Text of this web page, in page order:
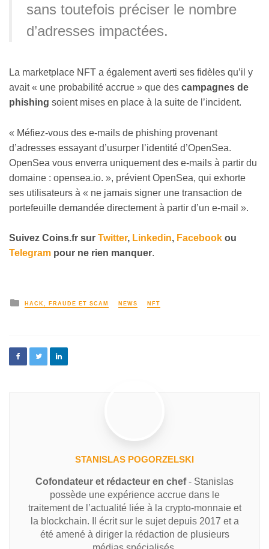
sans toutefois préciser le nombre
d’adresses impactées.
La marketplace NFT a également averti ses fidèles qu’il y
avait « une probabilité accrue » que des campagnes de
phishing soient mises en place à la suite de l’incident.
« Méfiez-vous des e-mails de phishing provenant
d’adresses essayant d’usurper l’identité d’OpenSea.
OpenSea vous enverra uniquement des e-mails à partir du
domaine : opensea.io. », prévient OpenSea, qui exhorte
ses utilisateurs à « ne jamais signer une transaction de
portefeuille demandée directement à partir d’un e-mail ».
Suivez Coins.fr sur Twitter, Linkedin, Facebook ou
Telegram pour ne rien manquer.
HACK, FRAUDE ET SCAM NEWS NFT
STANISLAS POGORZELSKI
Cofondateur et rédacteur en chef- Stanislas
possède une expérience accrue dans le
traitement de l’actualité liée à la crypto-monnaie et
la blockchain. Il écrit sur le sujet depuis 2017 et a
été amené à diriger la rédaction de plusieurs